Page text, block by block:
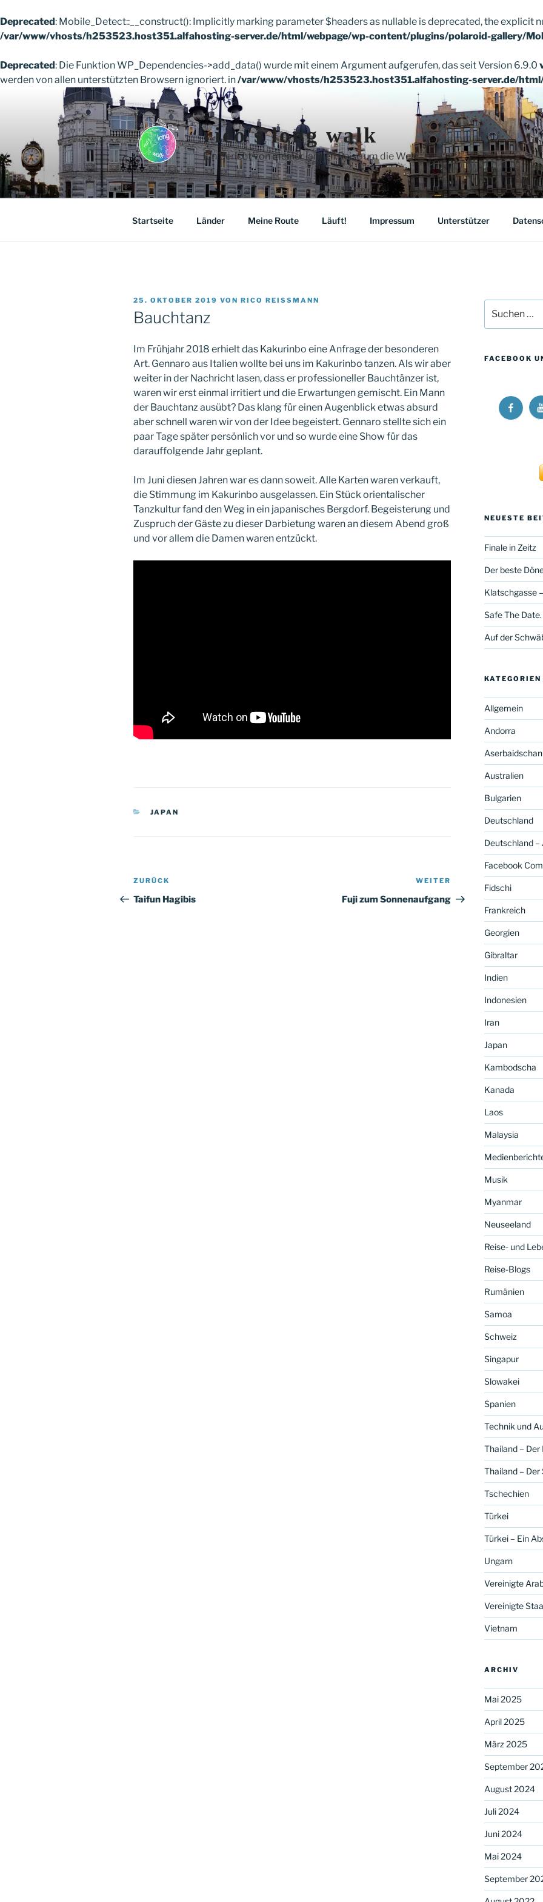
Deprecated: Mobile_Detect::__construct(): Implicitly marking parameter $headers as nullable is deprecated, the explicit
/var/www/vhosts/h253523.host351.alfahosting-server.de/html/webpage/wp-content/plugins/polaroid-gallery/
Deprecated: Die Funktion WP_Dependencies->add_data() wurde mit einem Argument aufgerufen, das seit Version 6.9.0
werden von allen unterstützten Browsern ignoriert. in/var/www/vhosts/h253523.host351.alfahosting-server.de/
rico's long walk
Ein Bericht von meiner langen Reise um die Welt
Startseite Länder Meine Route Läuft! Impressum Unterstützer
VERÖFFENTLICHT
AM
25. OKTOBER 2019 VON RICO REISSMANN
Bauchtanz
Im Frühjahr 2018 erhielt das Kakurinbo eine Anfrage der besonderen
Art. Gennaro aus Italien wollte bei uns im Kakurinbo tanzen. Als wir aber
weiter in der Nachricht lasen, dass er professioneller Bauchtänzer ist,
waren wir erst einmal irritiert und die Erwartungen gemischt. Ein Mann
der Bauchtanz ausübt? Das klang für einen Augenblick etwas absurd
aber schnell waren wir von der Idee begeistert. Gennaro stellte sich ein
paar Tage später persönlich vor und so wurde eine Show für das
darauffolgende Jahr geplant.
Im Juni diesen Jahren war es dann soweit. Alle Karten waren verkauft,
die Stimmung im Kakurinbo ausgelassen. Ein Stück orientalischer
Tanzkultur fand den Weg in ein japanisches Bergdorf. Begeisterung und
Zuspruch der Gäste zu dieser Darbietung waren an diesem Abend groß
und vor allem die Damen waren entzückt.
KATEGORIEN
JAPAN
Beitragsnavigation
Vorheriger
Beitrag
ZURÜCK
Taifun Hagibis
Nächster
Beitrag
WEITER
Fuji zum Sonnenaufgang
nach:
FACEBOOK
Ricos
Long
NEUESTE
Finale in Zeitz
Der beste
Klatschgasse
Safe The
Auf der
KATEGORIEN
Allgemein
Andorra
Aserbaidschan
Australien
Bulgarien
Deutschland
Deutschland –
Facebook
Fidschi
Frankreich
Georgien
Gibraltar
Indien
Indonesien
Iran
Japan
Kambodscha
Kanada
Laos
Malaysia
Musik
Myanmar
Neuseeland
Reise- und
Reise-Blogs
Rumänien
Samoa
Schweiz
Singapur
Slowakei
Spanien
Technik und
Thailand – Der
Thailand – Der
Tschechien
Türkei
Türkei – Ein
Ungarn
Vereinigte
Vereinigte
Vietnam
ARCHIV
Mai 2025
April 2025
März 2025
September
August 2024
Juli 2024
Juni 2024
Mai 2024
September